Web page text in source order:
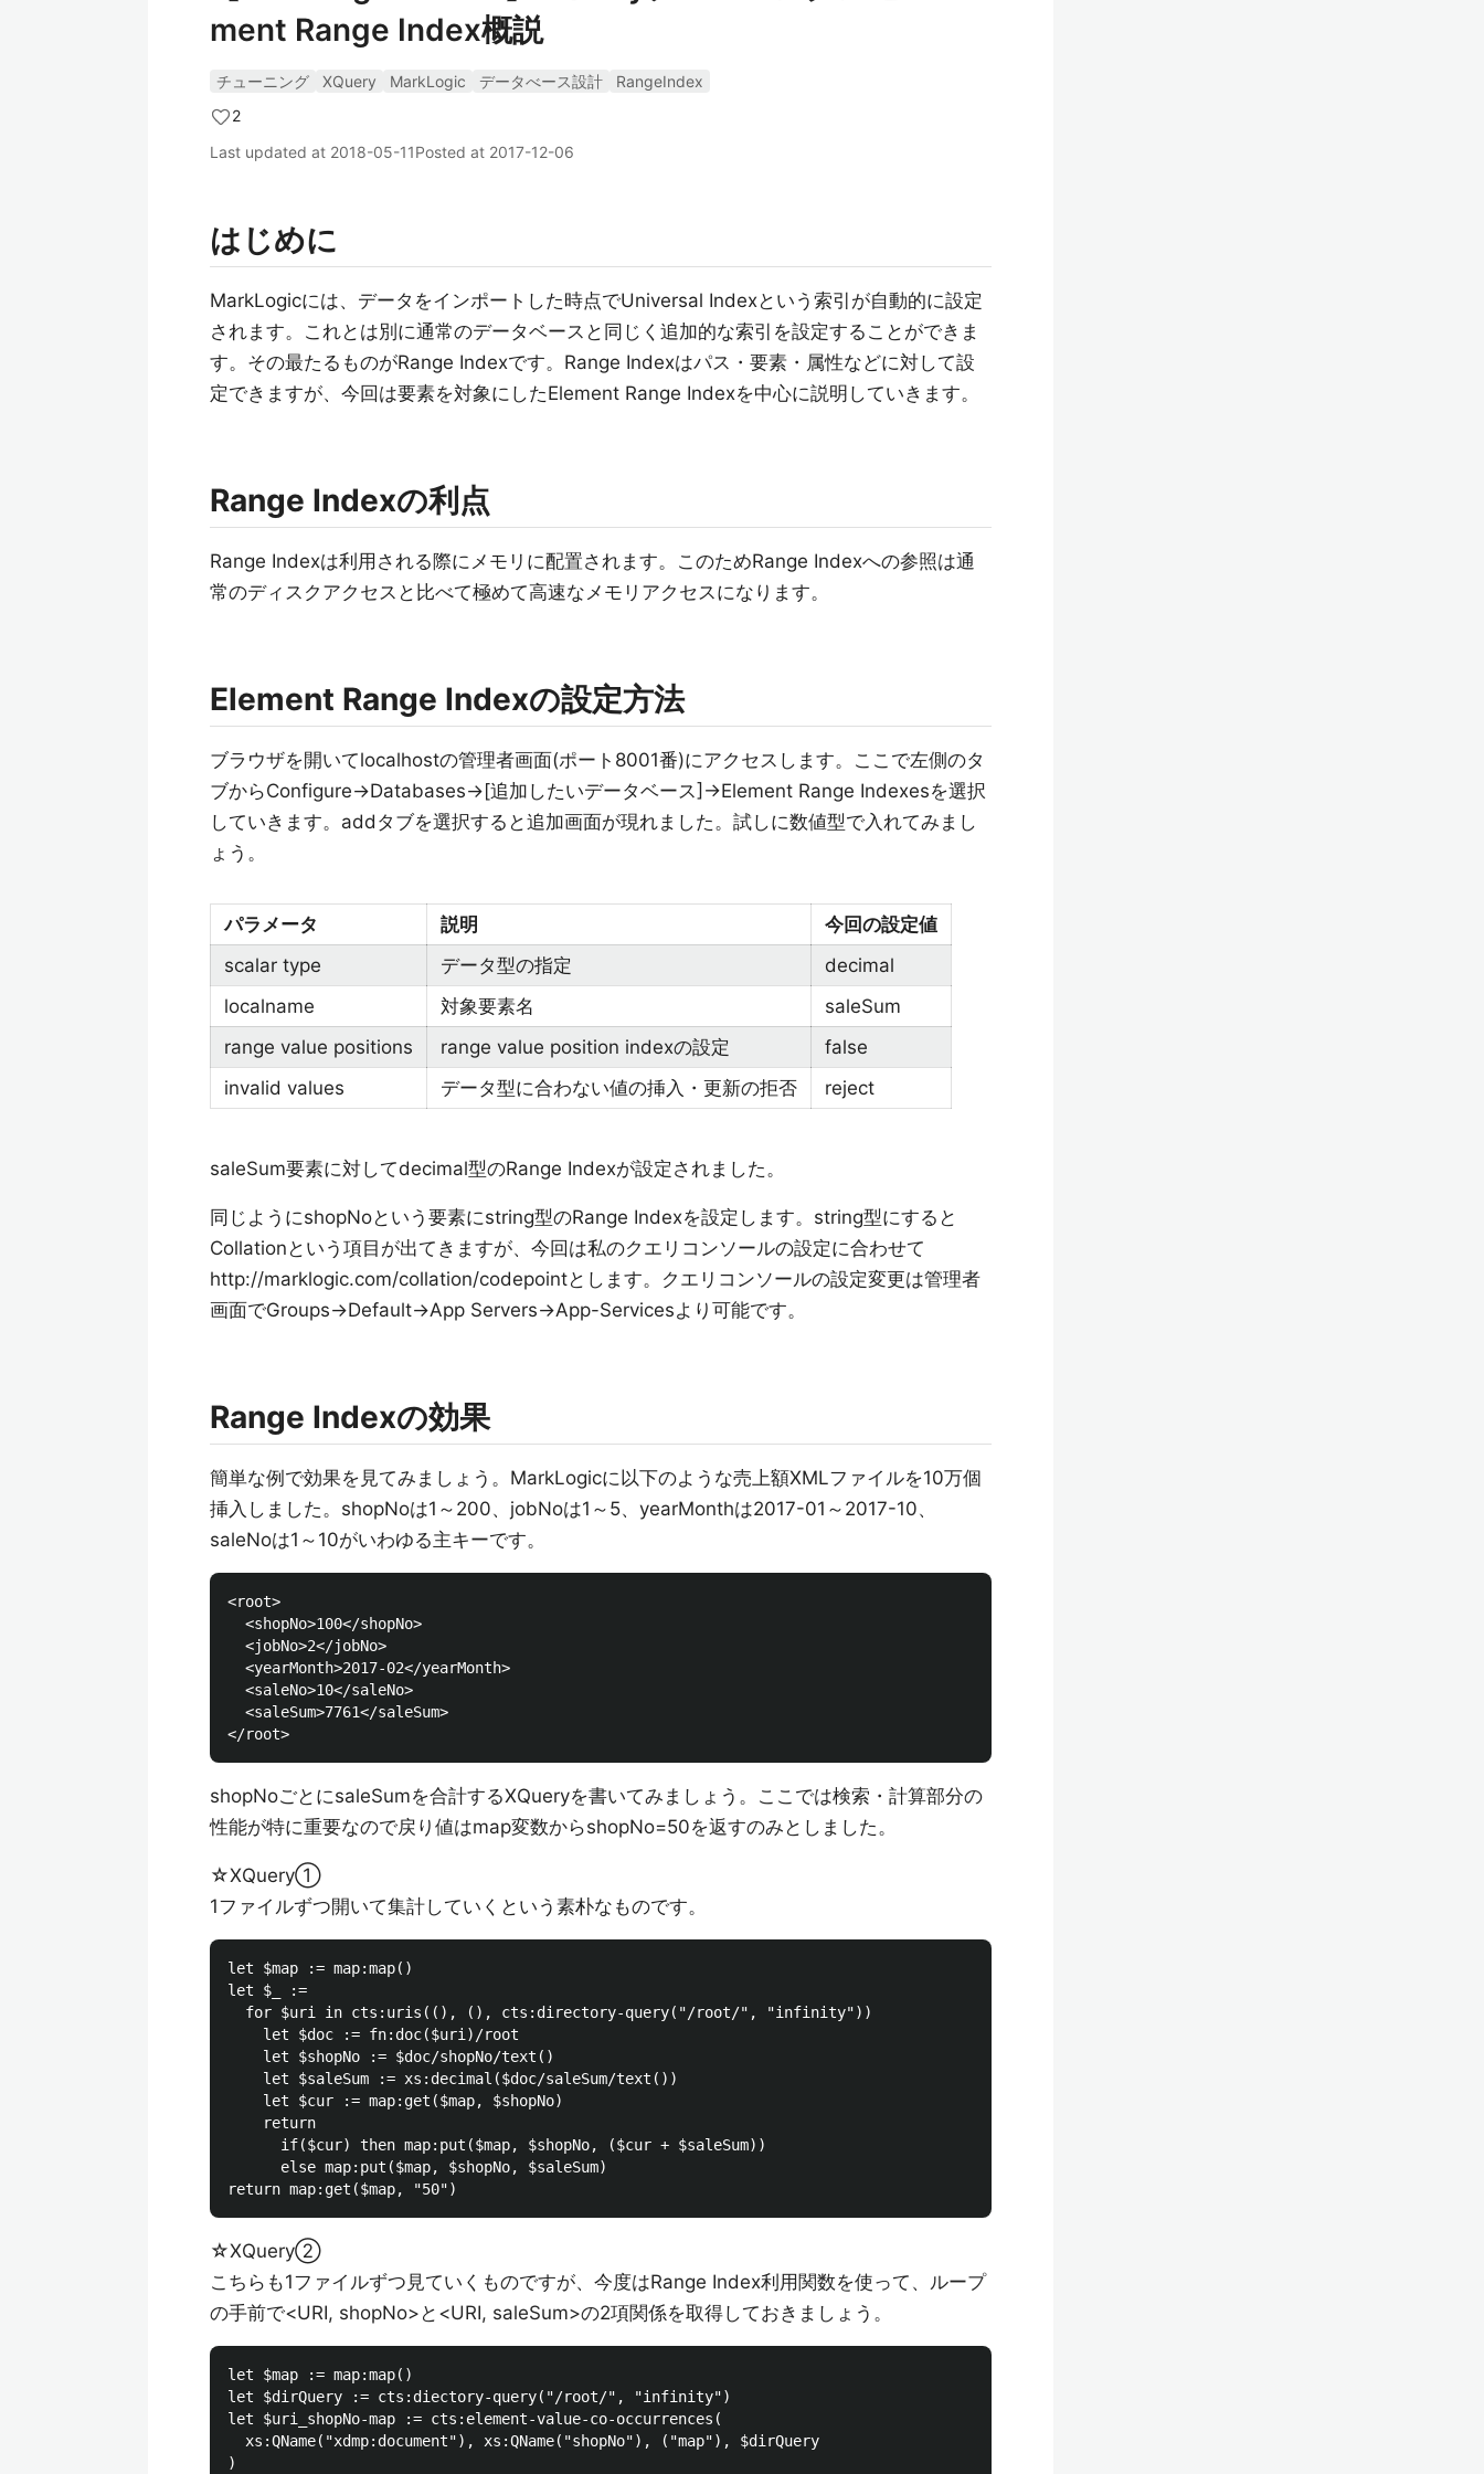
ment Range Index概説
チューニング XQuery MarkLogic データべース設計
RangeIndex
2
Last updated at 2018-05-11Posted at 2017-12-06
はじめに
MarkLogicには、データをインポートした時点でUniversal Indexという索引が自動的に設定
されます。これとは別に通常のデータベースと同じく追加的な索引を設定することができま
す。その最たるものがRange Indexです。Range Indexはパス・要素・属性などに対して設
定できますが、今回は要素を対象にしたElement Range Indexを中心に説明していきます。
Range Indexの利点
Range Indexは利用される際にメモリに配置されます。このためRange Indexへの参照は通
常のディスクアクセスと比べて極めて高速なメモリアクセスになります。
Element Range Indexの設定方法
ブラウザを開いてlocalhostの管理者画面(ポート8001番)にアクセスします。ここで左側のタ
ブからConfigure→Databases→[追加したいデータベース]→Element Range Indexesを選択
していきます。addタブを選択すると追加画面が現れました。試しに数値型で入れてみまし
ょう。
パラメータ 説明
今回の設定値
scalar type
データ型の指定
decimal
localname
対象要素名
saleSum
range value positions
range value position indexの設定
false
invalid values
データ型に合わない値の挿入・更新の拒否 reject
saleSum要素に対してdecimal型のRange Indexが設定されました。
同じようにshopNoという要素にstring型のRange Indexを設定します。string型にすると
Collationという項目が出てきますが、今回は私のクエリコンソールの設定に合わせて
http://marklogic.com/collation/codepointとします。クエリコンソールの設定変更は管理者
画面でGroups→Default→App Servers→App-Servicesより可能です。
Range Indexの効果
簡単な例で効果を見てみましょう。MarkLogicに以下のような売上額XMLファイルを10万個
挿入しました。shopNoは1～200、jobNoは1～5、yearMonthは2017-01～2017-10、
saleNoは1～10がいわゆる主キーです。
<root>
  <shopNo>100</shopNo>
  <jobNo>2</jobNo>
  <yearMonth>2017-02</yearMonth>
  <saleNo>10</saleNo>
  <saleSum>7761</saleSum>
shopNoごとにsaleSumを合計するXQueryを書いてみましょう。ここでは検索・計算部分の
性能が特に重要なので戻り値はmap変数からshopNo=50を返すのみとしました。
☆XQuery①
1ファイルずつ開いて集計していくという素朴なものです。
let $map := map:map()
let $_ :=
  for $uri in cts:uris((), (), cts:directory-query("/root/", "infinity"))
    let $doc := fn:doc($uri)/root
    let $shopNo := $doc/shopNo/text()
    let $saleSum := xs:decimal($doc/saleSum/text())
    let $cur := map:get($map, $shopNo)
    return
      if($cur) then map:put($map, $shopNo, ($cur + $saleSum))
      else map:put($map, $shopNo, $saleSum)
☆XQuery②
こちらも1ファイルずつ見ていくものですが、今度はRange Index利用関数を使って、ループ
の手前で<URI, shopNo>と<URI, saleSum>の2項関係を取得しておきましょう。
let $map := map:map()
let $dirQuery := cts:diectory-query("/root/", "infinity")
let $uri_shopNo-map := cts:element-value-co-occurrences(
  xs:QName("xdmp:document"), xs:QName("shopNo"), ("map"), $dirQuery
)